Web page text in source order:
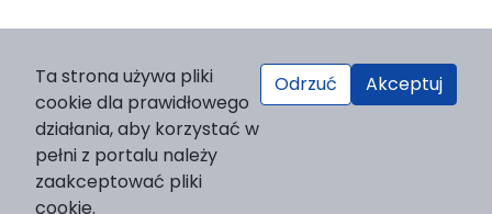
Wydawnictwo Naukowe UKSW, ul. Dewajtis 5, domek
nr 2, 01-815 Warszawa
Strona WWW Wydawnictwa
e-mail: wydawnictwo@uksw.edu.pl
Ta strona używa pliki
cookie dla prawidłowego
działania, aby korzystać w
pełni z portalu należy
zaakceptować pliki
cookie.
Odrzuć Akceptuj